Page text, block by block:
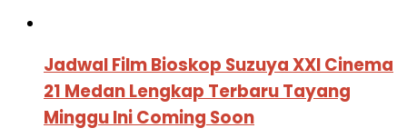
Jadwal Film Bioskop Suzuya XXI Cinema
21 Medan Lengkap Terbaru Tayang
Minggu Ini Coming Soon